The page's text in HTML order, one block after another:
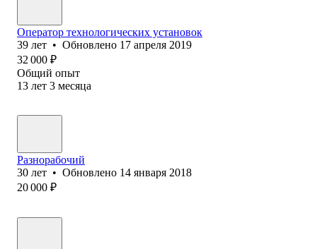
Оператор технологических установок
39 лет • Обновлено 17 апреля 2019
32 000 ₽
Общий опыт
13 лет 3 месяца
Разнорабочий
30 лет • Обновлено 14 января 2018
20 000 ₽